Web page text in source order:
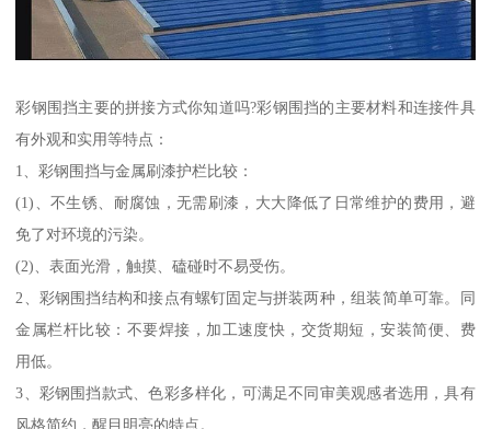
彩钢围挡主要的拼接方式你知道吗?彩钢围挡的主要材料和连接件具
有外观和实用等特点：
1、彩钢围挡与金属刷漆护栏比较：
(1)、不生锈、耐腐蚀，无需刷漆，大大降低了日常维护的费用，避
免了对环境的污染。
(2)、表面光滑，触摸、磕碰时不易受伤。
2、彩钢围挡结构和接点有螺钉固定与拼装两种，组装简单可靠。同
金属栏杆比较：不要焊接，加工速度快，交货期短，安装简便、费
用低。
3、彩钢围挡款式、色彩多样化，可满足不同审美观感者选用，具有
风格简约，醒目明亮的特点。